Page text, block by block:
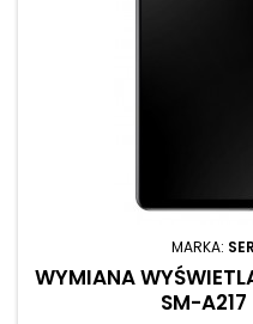
MARKA:
WYMIANA
SM-